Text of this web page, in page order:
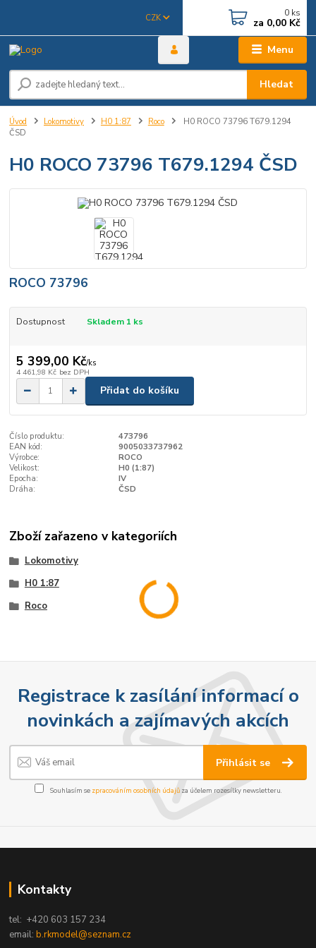
Menu
CZK
Hledat
0 ks
za 0,00 Kč
Úvod Lokomotivy H0 1:87 Roco
H0 ROCO 73796 T679.1294
ČSD
H0 ROCO 73796 T679.1294 ČSD
ROCO 73796
Dostupnost Skladem 1 ks
5 399,00 Kč/ks
4 461,98 Kč bez DPH
Přidat do košíku
Číslo produktu:
473796
EAN kód:
9005033737962
Výrobce:
ROCO
Velikost:
H0 (1:87)
Epocha:
IV
Dráha:
ČSD
Zboží zařazeno v kategoriích
Lokomotivy
H0 1:87
Roco
Registrace k zasílání informací o
novinkách a zajímavých akcích
Přihlásit se
Souhlasím se zpracováním osobních údajůza účelem rozesílky newsletteru.
Kontakty
tel: +420 603 157 234
email:b.rkmodel@seznam.cz